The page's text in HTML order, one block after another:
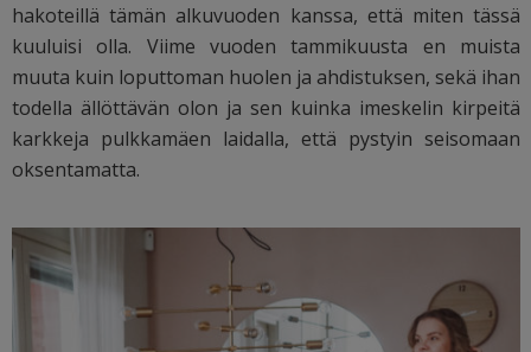
hakoteillä tämän alkuvuoden kanssa, että miten tässä
kuuluisi olla. Viime vuoden tammikuusta en muista
muuta kuin loputtoman huolen ja ahdistuksen, sekä ihan
todella ällöttävän olon ja sen kuinka imeskelin kirpeitä
karkkeja pulkkamäen laidalla, että pystyin seisomaan
oksentamatta.